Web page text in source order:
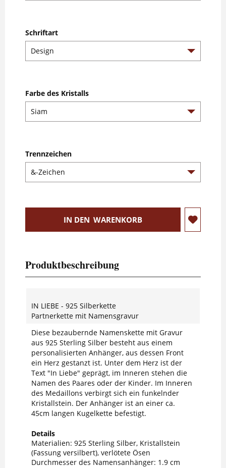
Schriftart
Farbe des Kristalls
Trennzeichen
IN DEN WARENKORB
Produktbeschreibung
IN LIEBE - 925 Silberkette
Partnerkette mit Namensgravur
Diese bezaubernde Namenskette mit Gravur
aus 925 Sterling Silber besteht aus einem
personalisierten Anhänger, aus dessen Front
ein Herz gestanzt ist. Unter dem Herz ist der
Text "In Liebe" geprägt, im Inneren stehen die
Namen des Paares oder der Kinder. Im Inneren
des Medaillons verbirgt sich ein funkelnder
Kristallstein. Der Anhänger ist an einer ca.
45cm langen Kugelkette befestigt.
Details
Materialien: 925 Sterling Silber, Kristallstein
(Fassung versilbert), verlötete Ösen
Durchmesser des Namensanhänger: 1.9 cm